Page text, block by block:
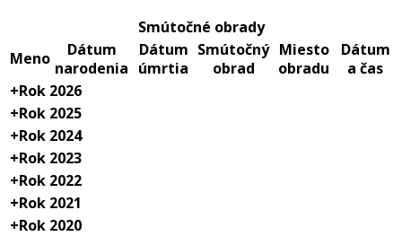
Smútočné obrady
Meno
Dátum
narodenia
Dátum
úmrtia
Smútočný
obrad
Miesto
obradu
Dátum
a čas
+Rok 2026
+Rok 2025
+Rok 2024
+Rok 2023
+Rok 2022
+Rok 2021
+Rok 2020